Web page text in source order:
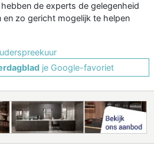
de experts de gelegenheid
zo gericht mogelijk te helpen
je Google-favoriet